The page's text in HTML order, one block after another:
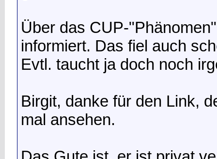
Über das CUP-
informiert. Das fiel auch
Evtl. taucht ja doch noch
Birgit, danke für den Link,
mal ansehen.